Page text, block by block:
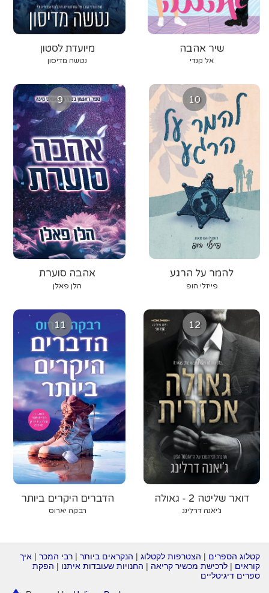
מיועדת לסטון
נטשה מדיסון
שיר אהבה
אל קנדי
9
אהבה סוערת
הלן פאלן
10
להמר על הרגע
פייזלי הופ
11
הדברים היקרים ביותר
רבקה יארוס
12
דואר שליטה 2 - גאולה
אכזרית
ג׳יאנה דרלינג
קטלוג הספרים | הצטרפות לקטלוג | הנקראים ביותר | רבי המכר | איך
קוראים | לרכישת מכשיר קריאה | החנויות שעובדות איתנו | הפקת
ספרים דיגיטליים